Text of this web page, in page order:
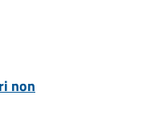
non